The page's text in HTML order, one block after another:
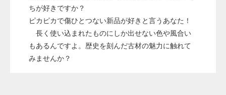
ちが好きですか？
ピカピカで傷ひとつない新品が好きと言うあなた！
長く使い込まれたものにしか出せない色や風合い
もあるんですよ。歴史を刻んだ古材の魅力に触れて
みませんか？